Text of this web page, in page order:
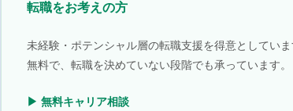
転職をお考えの方
未経験・ポテンシャル層の転職支援を得意としてい
無料で、転職を決めていない段階でも承っています。
▶ 無料キャリア相談